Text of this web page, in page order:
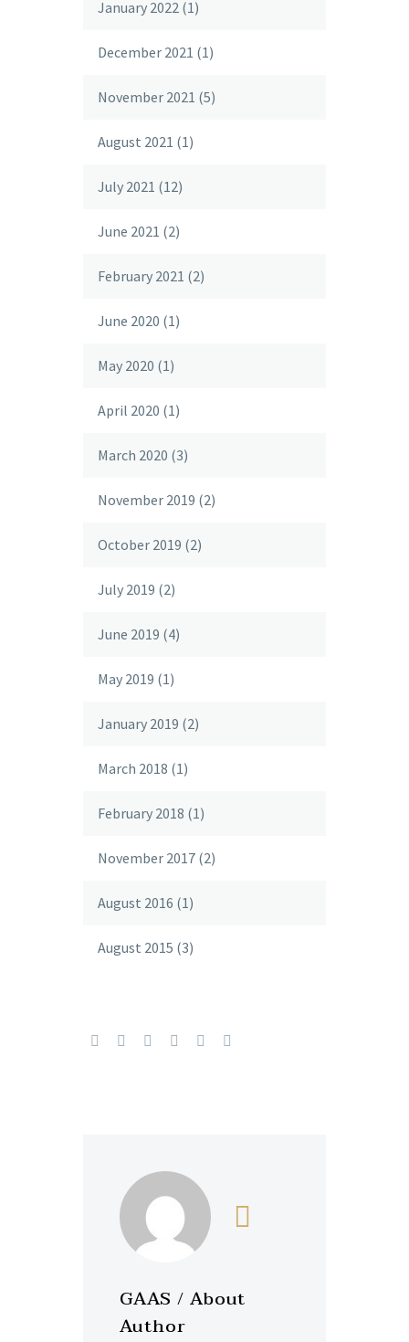
January 2022 (1)
December 2021 (1)
November 2021 (5)
August 2021 (1)
July 2021 (12)
June 2021 (2)
February 2021 (2)
June 2020 (1)
May 2020 (1)
April 2020 (1)
March 2020 (3)
November 2019 (2)
October 2019 (2)
July 2019 (2)
June 2019 (4)
May 2019 (1)
January 2019 (2)
March 2018 (1)
February 2018 (1)
November 2017 (2)
August 2016 (1)
August 2015 (3)
GAAS / About
Author